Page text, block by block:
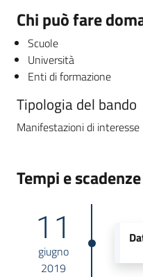
Chi può fare
Scuole
Università
Enti di formazione
Tipologia del bando
Manifestazioni di interesse
Tempi e scadenze
11
giugno
2019